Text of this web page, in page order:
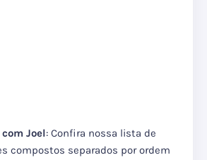
Joel: Confira nossa lista de
compostos separados por ordem